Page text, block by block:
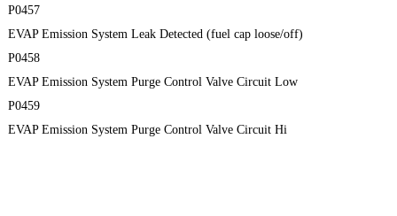
P0457
EVAP Emission System Leak Detected (fuel cap loose/off)
P0458
EVAP Emission System Purge Control Valve Circuit Low
P0459
EVAP Emission System Purge Control Valve Circuit Hi